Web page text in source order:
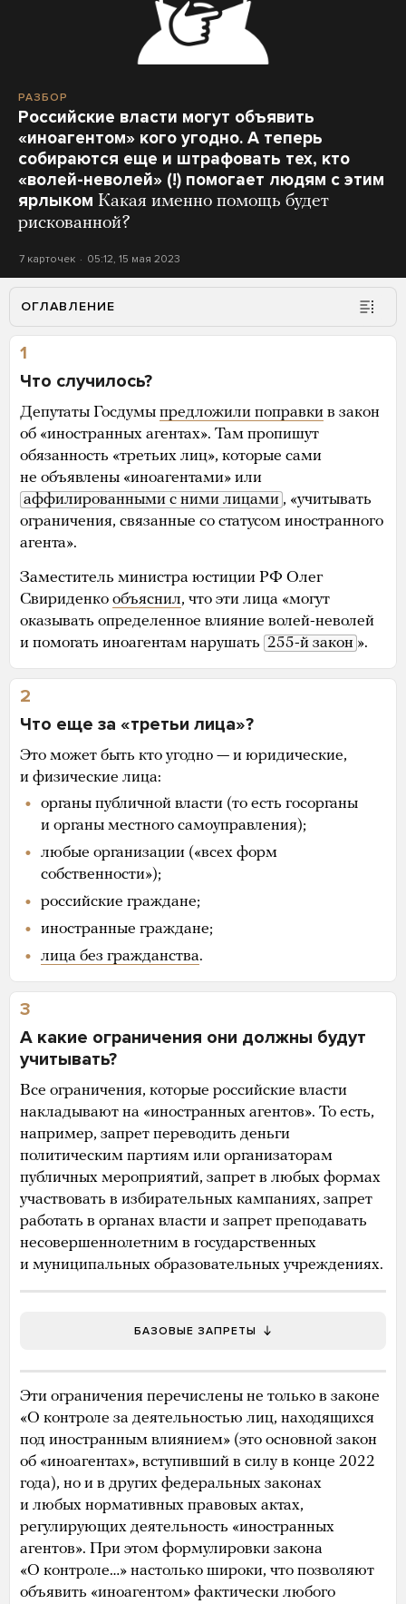
РАЗБОР
Российские власти могут объявить
«иноагентом» кого угодно. А теперь
собираются еще и штрафовать тех, кто
«волей-неволей» (!) помогает людям с этим
ярлыком Какая именно помощь будет
рискованной?
7 карточек 05:12, 15 мая 2023
ОГЛАВЛЕНИЕ
1
Что случилось?
Депутаты Госдумы предложили поправки в закон
об «иностранных агентах». Там пропишут
обязанность «третьих лиц», которые сами
не объявлены «иноагентами» или
аффилированными с ними лицами , «учитывать
ограничения, связанные со статусом иностранного
агента».
Заместитель министра юстиции РФ Олег
Свириденко объяснил, что эти лица «могут
оказывать определенное влияние волей-неволей
и помогать иноагентам нарушать 255-й закон ».
2
Что еще за «третьи лица»?
Это может быть кто угодно — и юридические,
и физические лица:
органы публичной власти (то есть госорганы
и органы местного самоуправления);
любые организации («всех форм
собственности»);
российские граждане;
иностранные граждане;
лица без гражданства.
3
А какие ограничения они должны будут
учитывать?
Все ограничения, которые российские власти
накладывают на «иностранных агентов». То есть,
например, запрет переводить деньги
политическим партиям или организаторам
публичных мероприятий, запрет в любых формах
участвовать в избирательных кампаниях, запрет
работать в органах власти и запрет преподавать
несовершеннолетним в государственных
и муниципальных образовательных учреждениях.
БАЗОВЫЕ ЗАПРЕТЫ
Эти ограничения перечислены не только в законе
«О контроле за деятельностью лиц, находящихся
под иностранным влиянием» (это основной закон
об «иноагентах», вступивший в силу в конце 2022
года), но и в других федеральных законах
и любых нормативных правовых актах,
регулирующих деятельность «иностранных
агентов». При этом формулировки закона
«О контроле…» настолько широки, что позволяют
объявить «иноагентом» фактически любого